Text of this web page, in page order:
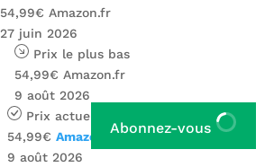
54,99€ Amazon.fr
27 juin 2026
Prix ​​le plus bas
54,99€ Amazon.fr
9 août 2026
Prix ​​actuel
54,99€ Amazon.fr
9 août 2026
Abonnez-vous